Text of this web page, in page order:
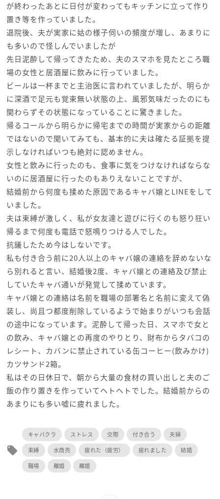
が終わったあとに日付が変わってもキッチンに立って作り
置き等を作っていました。
退院後、夫が実家に姑の様子伺いの頻度が増し、あまりに
も多いので怪しんでいましたが
先日泥酔して帰ってきたため、夫のスマホを見たところ職
場の女性と居酒屋に飲みに行っていました。
ビールは一杯までと主治医に言われていましたが、明らか
に深酒で足元も覚束無い状態の上、風邪気味だったのにも
関わらずその状態になっていることに驚きました。
帰るコールから明らかに帰宅までの時間が実家からの距離
ではないので聞いてみても、基本的に夫は確たる証拠を提
示しなければいつも絶対に認めません。
女性と飲みに行ったのも、食事に気をつけなければならな
いのに居酒屋に行ったのもありえないことですが、
結婚前から何度も揉めた原因であるキャバ嬢とLINEをして
いました。
夫は束縛が激しく、私が女友達と遊びに行くのも怒り狂い
帰るまで何度も電話で怒鳴りつける人でした。
抗議したため今はしないです。
私も付き合う前に20人以上のキャバ嬢の連絡を辞めないな
ら別れると言い、結婚後2度、キャバ嬢との連絡及び禁止
していたキャバ通いが発覚して揉めています。
キャバ嬢との連絡は名前を職場の部署名と名前に変えて偽
装し、尚且つ都度削除しているようで始まりがいつも会話
の途中になっています。泥酔して帰った日、スマホで女と
の飲み、キャバ嬢との再度のやりとり、財布からタバコの
レシート、カバンに禁止されている缶コーヒー(飲みかけ)
カツサンド2箱。
私はその日休日で、朝から大量の食材の買い出しと夫のご
飯の作り置きを作っていてヘトヘトでした。結婚前からの
あまりにも多い嘘に疲れました。
local_offer
キャバクラ ストレス 交際 付き合う
夫婦
束縛
水商売 疲れた（疲労） 疲れました
結婚
職場
離婚 離婚